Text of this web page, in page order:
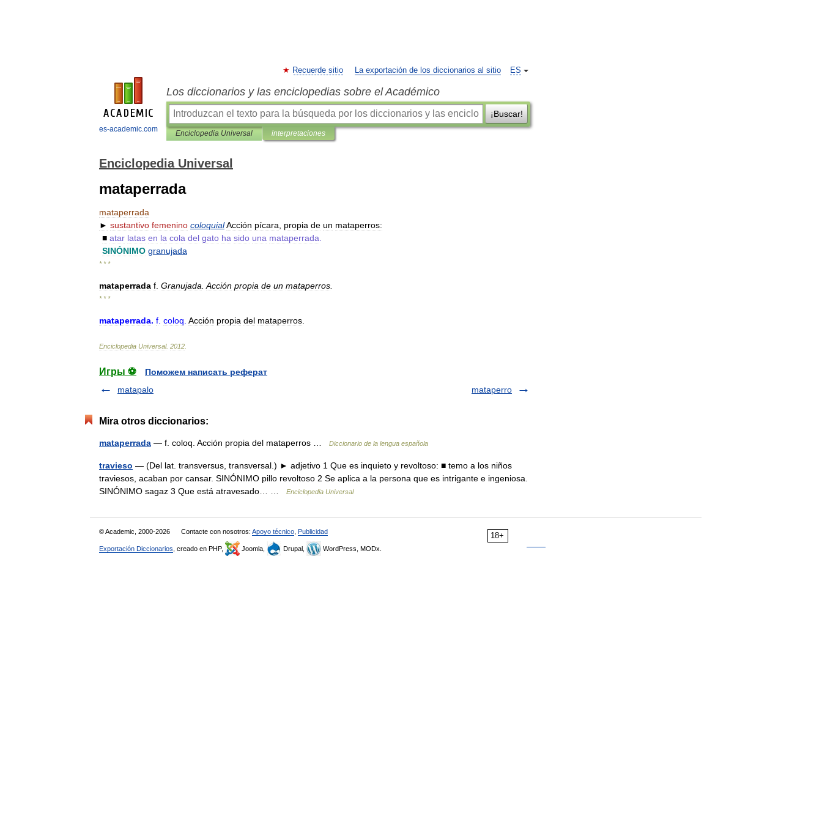
es-academic.com
ES
Recuerde sitio La exportación de los diccionarios al sitio
Los diccionarios y las enciclopedias sobre el Académico
¡Buscar!
Enciclopedia Universal interpretaciones
Enciclopedia Universal
mataperrada
mataperrada
► sustantivo femenino coloquialAcción pícara propia de un mataperros:
■ atar latas en la cola del gato ha sido una mataperrada
SINÓNIMO granujada
* * *
mataperrada f Granujada Acción propia de un mataperros
* * *
mataperrada. f coloq Acción propia del mataperros
Enciclopedia Universal. 2012
Игры ⚽
Поможем написать реферат
matapalo
mataperro
Mira otros diccionarios:
mataperrada — f. coloq. Acción propia del mataperros … Diccionario de la lengua española
travieso — (Del lat. transversus, transversal.) ► adjetivo 1 Que es inquieto y revoltoso: ■ temo a los niños
traviesos, acaban por cansar. SINÓNIMO pillo revoltoso 2 Se aplica a la persona que es intrigante e ingeniosa.
SINÓNIMO sagaz 3 Que está atravesado… …
Enciclopedia Universal
18+
© Academic, 2000-2026 Contacte con nosotros: Apoyo técnico Publicidad
Exportación Diccionarios , creado en PHP, Joomla, Drupal, WordPress, MODx.